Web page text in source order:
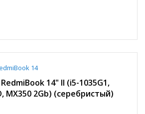
14" II (i5-1035G1,
MX350 2Gb) (серебристый)